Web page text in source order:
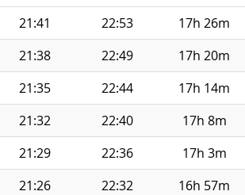
21:41 22:53
17h 26m
21:38 22:49
17h 20m
21:35 22:44
17h 14m
21:32 22:40
17h 8m
21:29 22:36
17h 3m
21:26 22:32
16h 57m